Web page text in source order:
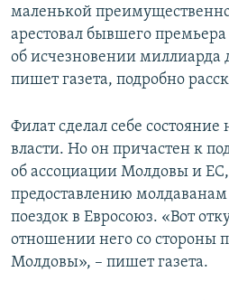
маленькой
арестовал бывшего
об исчезновении миллиарда
пишет газета, подробно
Филат сделал себе
власти. Но он причастен к
об ассоциации Молдовы и
предоставлению
поездок в Евросоюз. «Вот
отношении него со стороны
Молдовы», – пишет газета.